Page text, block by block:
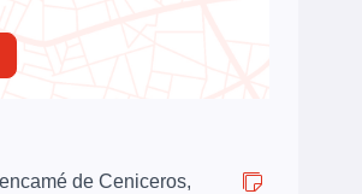
de Ceniceros,